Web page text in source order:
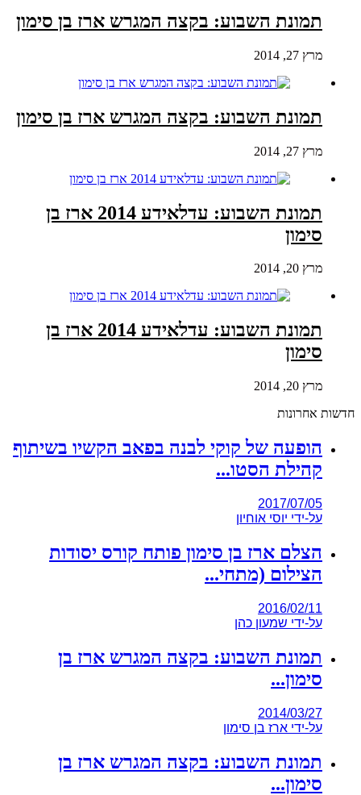
תמונת השבוע: בקצה המגרש ארז בן סימון
מרץ 27, 2014
תמונת השבוע: בקצה המגרש ארז בן סימון
מרץ 27, 2014
תמונת השבוע: עדלאידע 2014 ארז בן
סימון
מרץ 20, 2014
תמונת השבוע: עדלאידע 2014 ארז בן
סימון
מרץ 20, 2014
חדשות אחרונות
הופעה של קוקי לבנה בפאב הקשיו בשיתוף
קהילת הסטו...
2017/07/05
על-ידי יוסי אוחיון
הצלם ארז בן סימון פותח קורס יסודות
הצילום (מתחי...
2016/02/11
על-ידי שמעון כהן
תמונת השבוע: בקצה המגרש ארז בן
סימון...
2014/03/27
על-ידי ארז בן סימון
תמונת השבוע: בקצה המגרש ארז בן
סימון...